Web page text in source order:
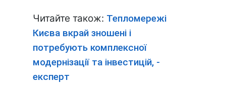
Читайте також: Тепломережі
Києва вкрай зношені і
потребують комплексної
модернізації та інвестицій, -
експерт